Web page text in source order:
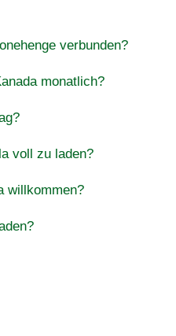
verbunden?
monatlich?
voll zu laden?
willkommen?